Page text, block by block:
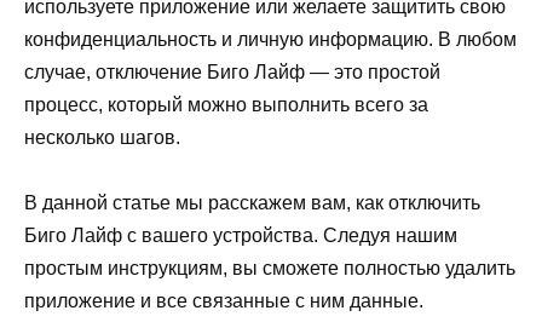
используете приложение или желаете защитить свою
конфиденциальность и личную информацию. В любом
случае, отключение Биго Лайф — это простой
процесс, который можно выполнить всего за
несколько шагов.
В данной статье мы расскажем вам, как отключить
Биго Лайф с вашего устройства. Следуя нашим
простым инструкциям, вы сможете полностью удалить
приложение и все связанные с ним данные.